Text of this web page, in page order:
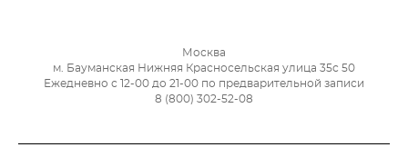
Москва
м. Бауманская Нижняя Красносельская улица 35с 50
Ежедневно с 12-00 до 21-00 по предварительной записи
8 (800) 302-52-08